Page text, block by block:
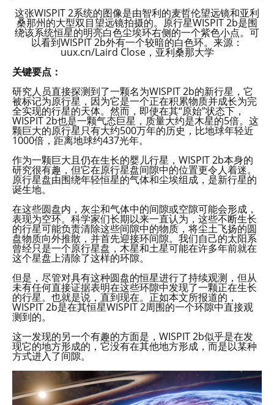
这张WISPIT 2系统的图像是由智利的麦哲伦望远镜和亚利
桑那州的大型双目望远镜拍摄的。原行星WISPIT 2b是围
绕该系统恒星的明亮白色尘埃环右侧的一个紫色小点。可
以看到WISPIT 2b外有一个较暗的白色环。来源：
uux.cn/Laird Close，亚利桑那大学
关键要点：
研究人员直接探测到了一颗名为WISPIT 2b的新行星，它
被标记为原行星，因为它是一个正在积累物质并成长为完
全实现的行星的天体。然而，即使在其“原始”状态下，
WISPIT 2b也是一颗气态巨星，质量大约是木星的5倍。这
颗巨大的原行星只有大约500万年的历史，比地球年轻近
1000倍，距离地球约437光年。
作为一颗巨大且仍在生长的婴儿行星，WISPIT 2b本身的
研究很有趣，但它在原行星盘间隙中的位置更令人着迷。
原行星盘由围绕年轻恒星的气体和尘埃组成，是新行星的
诞生地。
在这些圆盘内，灰尘和气体中的间隙或空隙可能会形成，
表现为空环。科学家们长期以来一直认为，这些不断生长
的行星可能负责清除这些间隙中的物质，将尘土飞扬的圆
盘物质向外推散，并首先迎接环间隙。我们自己的太阳系
曾经只是一个原行星盘，木星和土星可能在许多年前就在
这个星盘上清除了这样的环隙。
但是，尽管对具有这种圆盘的恒星进行了持续观测，但从
未有任何直接证据表明在这些环隙中发现了一颗正在生长
的行星。也就是说，直到现在。正如本文所报道的，
WISPIT 2b是在其恒星WISPIT 2周围的一个环隙中直接观
测到的。
这一发现的另一个有趣的方面是，WISPIT 2b似乎是在发
现它的地方形成的，它没有在其他地方形成，而是以某种
方式进入了间隙。